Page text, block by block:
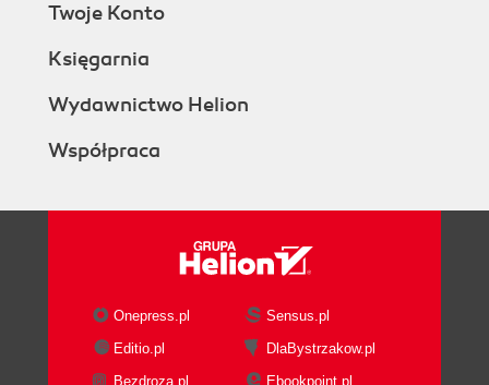
Twoje Konto
Księgarnia
Wydawnictwo Helion
Współpraca
Onepress.pl
Sensus.pl
Editio.pl
DlaBystrzakow.pl
Bezdroza.pl
Ebookpoint.pl